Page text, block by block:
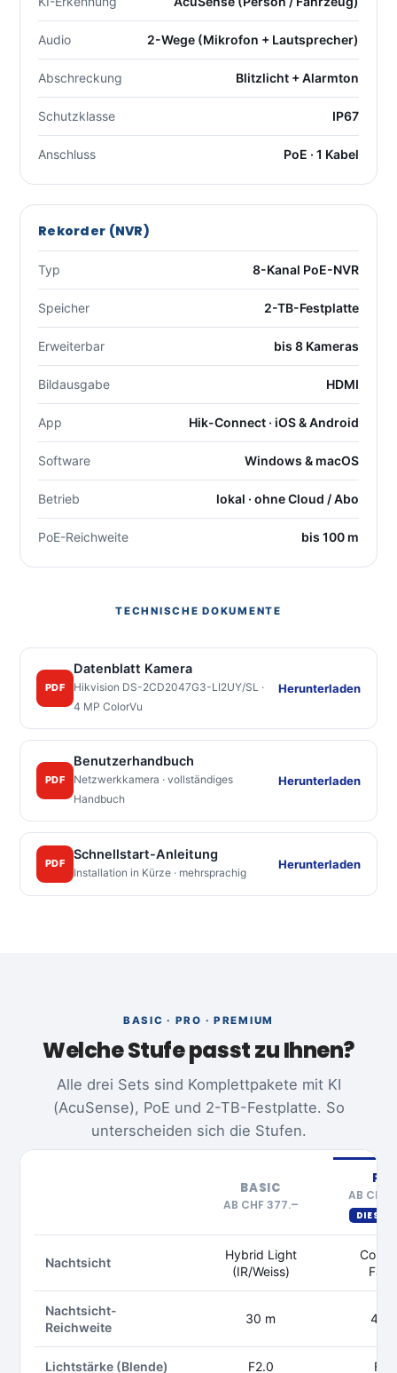
Audio 2-Wege (Mikrofon + Lautsprecher)
Abschreckung Blitzlicht + Alarmton
Schutzklasse IP67
Anschluss PoE · 1 Kabel
Rekorder (NVR)
Typ 8-Kanal PoE-NVR
Speicher 2-TB-Festplatte
Erweiterbar bis 8 Kameras
Bildausgabe HDMI
App Hik-Connect · iOS & Android
Software Windows & macOS
Betrieb lokal · ohne Cloud / Abo
PoE-Reichweite bis 100 m
TECHNISCHE DOKUMENTE
PDF
Datenblatt Kamera
Hikvision DS-2CD2047G3-LI2UY/SL ·
4 MP ColorVu
Herunterladen
PDF
Benutzerhandbuch
Netzwerkkamera · vollständiges
Handbuch
Herunterladen
PDF
Schnellstart-Anleitung
Installation in Kürze · mehrsprachig
Herunterladen
BASIC · PRO · PREMIUM
Welche Stufe passt zu Ihnen?
Alle drei Sets sind Komplettpakete mit KI
(AcuSense), PoE und 2-TB-Festplatte. So
unterscheiden sich die Stufen.
BASIC
AB CHF 377.–
AB CHF
DIESES
Nachtsicht
Hybrid Light
(IR/Weiss)
Nachtsicht-
Reichweite
30 m 40
Lichtstärke (Blende) F2.0 F1.0